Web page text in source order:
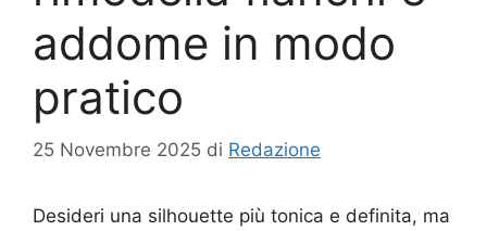
addome in modo
pratico
25 Novembre 2025 di Redazione
Desideri una silhouette più tonica e definita, ma